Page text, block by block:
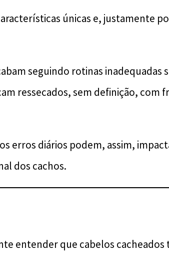
únicas e, justamente
seguindo rotinas inadequadas
ressecados, sem definição, com
erros diários podem, assim,
dos cachos.
entender que cabelos cacheados